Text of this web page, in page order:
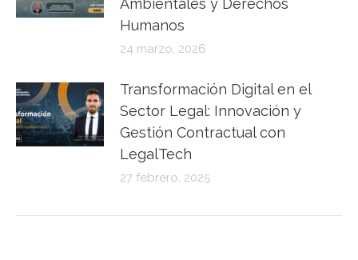
Ambientales y Derechos
Humanos
24 marzo, 2026
Transformación Digital en el
Sector Legal: Innovación y
Gestión Contractual con
LegalTech
27 febrero, 2025